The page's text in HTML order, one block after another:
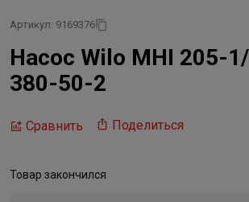
Артикул: 9169376
Насос Wilo MHI 205-
380-50-2
Сравнить Поделиться
Товар закончился